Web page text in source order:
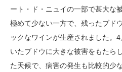
ート・ド・ニュイの一部で甚大な
極めて少ない一方で、残ったブド
ックなワインが生産されました。
いたブドウに大きな被害をもたら
た天候で、病害の発生も比較的少